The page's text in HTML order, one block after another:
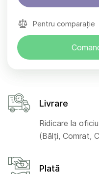
Pentru comparație
Livrare
Ridicare la
(Bălți, Comrat,
Plată